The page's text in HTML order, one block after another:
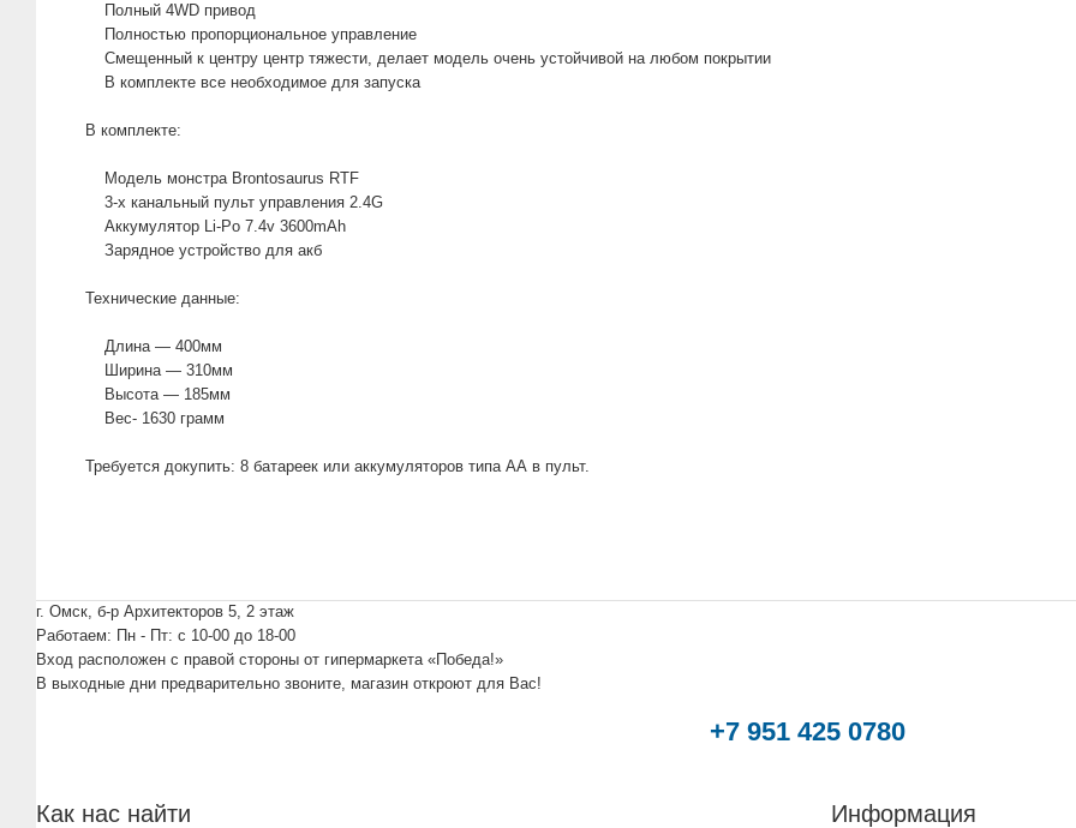
Полный 4WD привод
Полностью пропорциональное управление
Смещенный к центру центр тяжести, делает модель очень устойчивой на любом покрытии
В комплекте все необходимое для запуска
В комплекте:
Модель монстра Brontosaurus RTF
3-х канальный пульт управления 2.4G
Аккумулятор Li-Po 7.4v 3600mAh
Зарядное устройство для акб
Технические данные:
Длина — 400мм
Ширина — 310мм
Высота — 185мм
Вес- 1630 грамм
Требуется докупить: 8 батареек или аккумуляторов типа АА в пульт.
г. Омск, б-р Архитекторов 5, 2 этаж
Работаем: Пн - Пт: c 10-00 до 18-00
Вход расположен с правой стороны от гипермаркета «Победа!»
В выходные дни предварительно звоните, магазин откроют для Вас!
+7 951 425 0780
Как нас найти Информация